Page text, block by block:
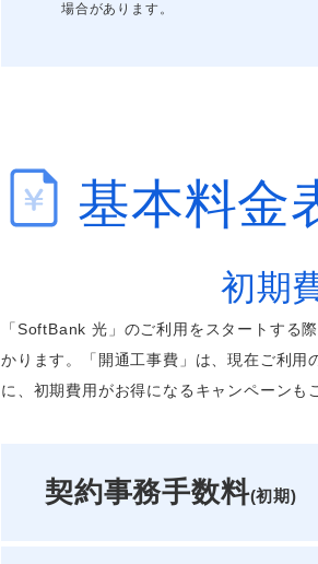
場合があります。
基本料金
初期
「SoftBank 光」のご利用をスタートする
かります。「開通工事費」は、現在ご利用
に、初期費用がお得になるキャンペーンも
契約事務手数料(初期)